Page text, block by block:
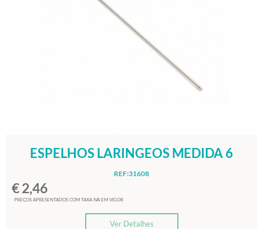
ESPELHOS LARINGEOS MEDIDA 6
REF:31608
€ 2,46
PREÇOS APRESENTADOS COM TAXA IVA EM VIGOR
Ver Detalhes